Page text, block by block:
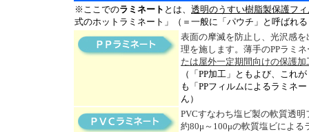
※ここでのラミネート とは、 透明のうすい樹脂製保護フ
式のホットラミネート」（＝一般に「パウチ」と呼ばれ
表面の摩滅を防止し、光沢感
理を施します。薄手のPPラミ
たは屋外一定期間向けの保護加
（「PP加工」ともよび、これ
も「PPフィルムによるラミネ
ん）
PVCすなわち塩ビ製の軟質透
約80μ～100μの軟質塩ビによ